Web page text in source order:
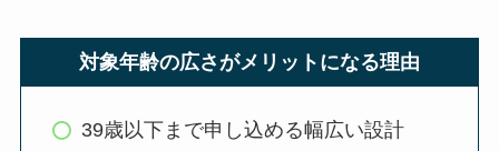
対象年齢の広さがメリットになる理由
39歳以下まで申し込める幅広い設計